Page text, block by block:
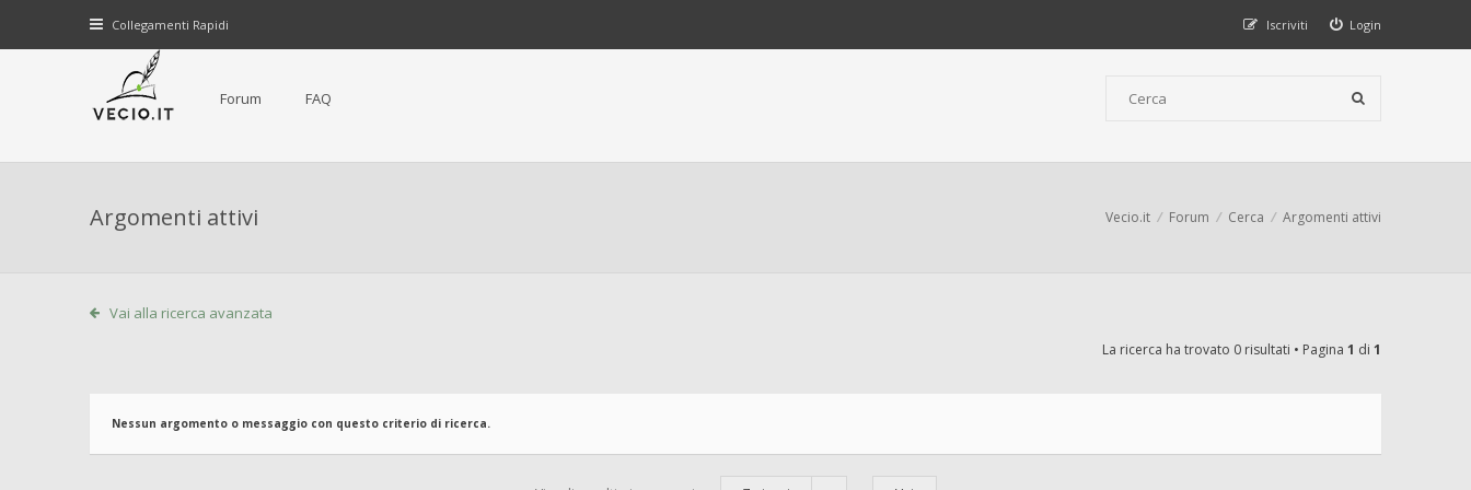
Collegamenti Rapidi Login
Iscriviti
Forum FAQ
Argomenti attivi Vecio.it Forum Cerca Argomenti attivi
Vai alla ricerca avanzata
La ricerca ha trovato 0 risultati • Pagina 1 di 1
Nessun argomento o messaggio con questo criterio di ricerca.